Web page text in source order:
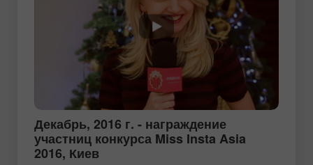
Декабрь, 2016 г. - награждение
участниц конкурса Miss Insta Asia
2016, Киев